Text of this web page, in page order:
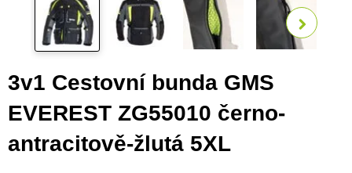
3v1 Cestovní bunda GMS
EVEREST ZG55010 černo-
antracitově-žlutá 5XL